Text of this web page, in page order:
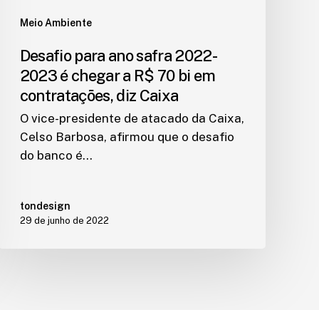
Meio Ambiente
Desafio para ano safra 2022-
2023 é chegar a R$ 70 bi em
contratações, diz Caixa
O vice-presidente de atacado da Caixa,
Celso Barbosa, afirmou que o desafio
do banco é…
tondesign
29 de junho de 2022